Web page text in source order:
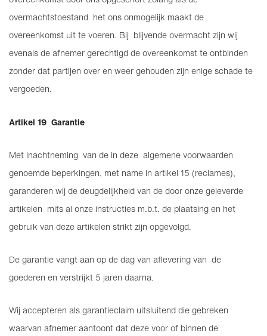
overmachtstoestand het ons onmogelijk maakt de
overeenkomst uit te voeren. Bij blijvende overmacht zijn wij
evenals de afnemer gerechtigd de overeenkomst te ontbinden
zonder dat partijen over en weer gehouden zijn enige schade te
vergoeden.
Artikel 19 Garantie
Met inachtneming van de in deze algemene voorwaarden
genoemde beperkingen, met name in artikel 15 (reclames),
garanderen wij de deugdelijkheid van de door onze geleverde
artikelen mits al onze instructies m.b.t. de plaatsing en het
gebruik van deze artikelen strikt zijn opgevolgd.
De garantie vangt aan op de dag van aflevering van de
goederen en verstrijkt 5 jaren daarna.
Wij accepteren als garantieclaim uitsluitend die gebreken
waarvan afnemer aantoont dat deze voor of binnen de